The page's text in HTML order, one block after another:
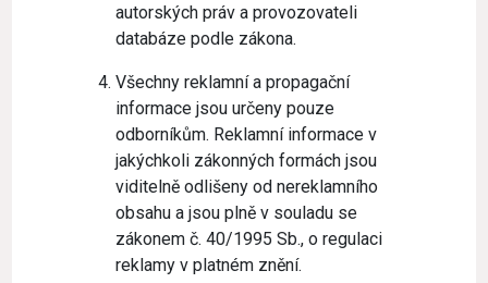
autorských práv a provozovateli
databáze podle zákona.
Všechny reklamní a propagační
informace jsou určeny pouze
odborníkům. Reklamní informace v
jakýchkoli zákonných formách jsou
viditelně odlišeny od nereklamního
obsahu a jsou plně v souladu se
zákonem č. 40/1995 Sb., o regulaci
reklamy v platném znění.